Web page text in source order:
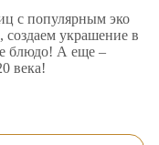
с популярным эко
украшение в
блюдо! А еще –
века!